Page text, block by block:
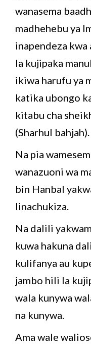
wanasema
madhehebu ya
inapendeza
la kujipaka
ikiwa harufu ya
katika ubongo
kitabu cha
(Sharhul bahjah).
Na pia
wanazuoni wa
bin Hanbal
linachukiza.
Na dalili
kuwa hakuna
kulifanya au
jambo hili la
wala kunywa
na kunywa.
Ama wale